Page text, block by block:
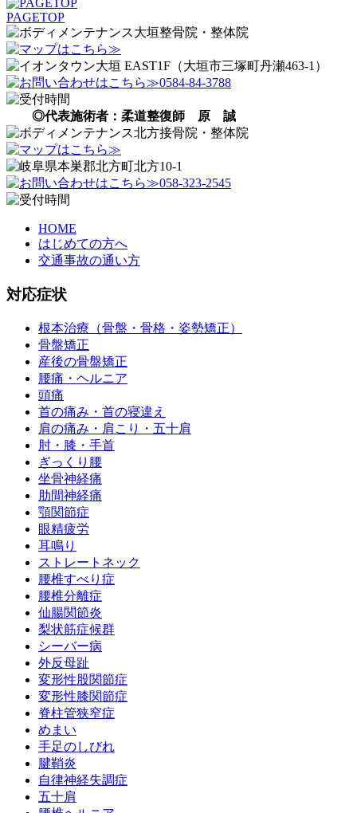
PAGETOP
◎代表施術者：柔道整復師 原 誠
HOME
はじめての方へ
交通事故の通い方
対応症状
根本治療（骨盤・骨格・姿勢矯正）
骨盤矯正
産後の骨盤矯正
腰痛・ヘルニア
頭痛
首の痛み・首の寝違え
肩の痛み・肩こり・五十肩
肘・膝・手首
ぎっくり腰
坐骨神経痛
肋間神経痛
顎関節症
眼精疲労
耳鳴り
ストレートネック
腰椎すべり症
腰椎分離症
仙腸関節炎
梨状筋症候群
シーバー病
外反母趾
変形性股関節症
変形性膝関節症
脊柱管狭窄症
めまい
手足のしびれ
腱鞘炎
自律神経失調症
五十肩